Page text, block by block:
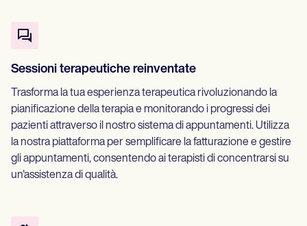
Sessioni terapeutiche reinventate
Trasforma la tua esperienza terapeutica rivoluzionando la
pianificazione della terapia e monitorando i progressi dei
pazienti attraverso il nostro sistema di appuntamenti. Utilizza
la nostra piattaforma per semplificare la fatturazione e gestire
gli appuntamenti, consentendo ai terapisti di concentrarsi su
un'assistenza di qualità.